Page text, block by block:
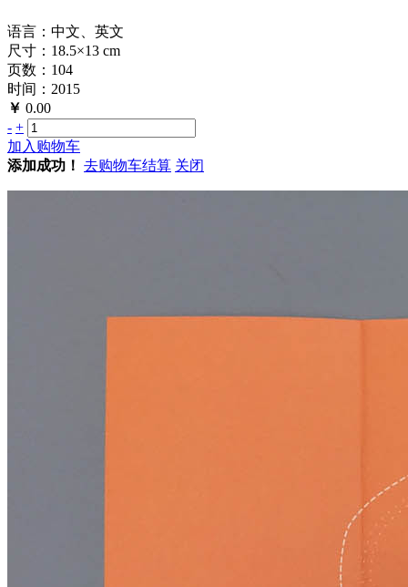
语言：中文、英文
尺寸：18.5×13 cm
页数：104
时间：2015
￥ 0.00
- +
加入购物车
添加成功！ 去购物车结算 关闭